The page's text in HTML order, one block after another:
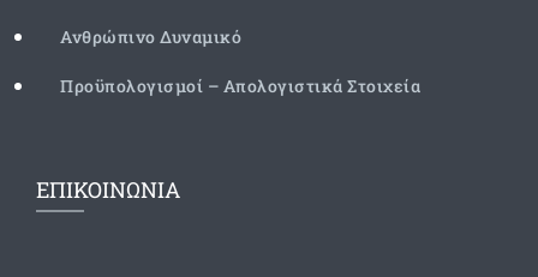
Ανθρώπινο Δυναμικό
Προϋπολογισμοί – Απολογιστικά Στοιχεία
ΕΠΙΚΟΙΝΩΝΙΑ